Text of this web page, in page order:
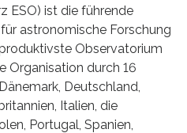
ESO) ist die führende
astronomische Forschung
Observatorium
Organisation durch 16
Deutschland,
Italien, die
Portugal, Spanien,